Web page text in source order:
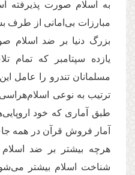
به اسلام صورت
مبارزات بی‌امانی از طرف
بزرگ دنیا بر ضد اسلام
یازده سپتامبر که تمام
مسلمانان تندرو را عامل
ترتیب به نوعی اسلام‌هراسی
طبق آماری که خود
آمار فروش قرآن در همه
هرچه بیشتر بر ضد اسلام
شناخت اسلام بیشتر